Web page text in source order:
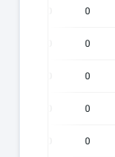
0
0
0
0
0